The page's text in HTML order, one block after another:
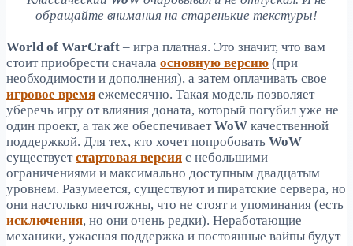
обращайте внимания на старенькие текстуры!
World of WarCraft – игра платная. Это значит, что вам
стоит приобрести сначала основную версию (при
необходимости и дополнения), а затем оплачивать свое
игровое время ежемесячно. Такая модель позволяет
уберечь игру от влияния доната, который погубил уже не
один проект, а так же обеспечиваетWoW качественной
поддержкой. Для тех, кто хочет попробовать WoW
существуетстартовая версия с небольшими
ограничениями и максимально доступным двадцатым
уровнем. Разумеется, существуют и пиратские сервера, но
они настолько ничтожны, что не стоят и упоминания (есть
исключения, но они очень редки). Неработающие
механики, ужасная поддержка и постоянные вайпы будут